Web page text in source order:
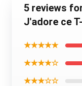
5 reviews
J'adore ce
★★★★★
★★★★☆
★★★☆☆